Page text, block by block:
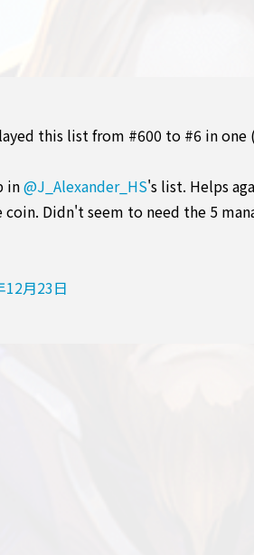
this list from #600 to #6 in
in@J_Alexander_HS's list. Helps
Didn't seem to need the 5
12月23日